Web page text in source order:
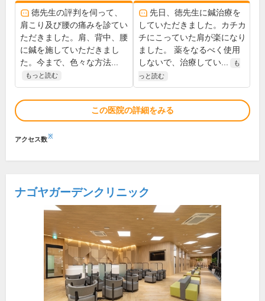
徳先生の評判を伺って、
肩こり及び腰の痛みを診てい
ただきました。肩、背中、腰
に鍼を施していただきまし
た。今まで、色々な方法...
もっと読む
先日、徳先生に鍼治療を
していただきました。カチカ
チにこっていた肩が楽になり
ました。 薬をなるべく使用
しないで、治療してい...
も
っと読む
この医院の詳細をみる
アクセス数※
ナゴヤガーデンクリニック